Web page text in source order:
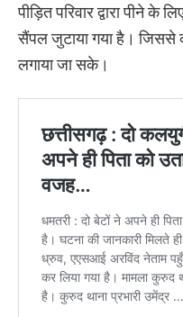
पीड़ित परिवार द्वारा पीने के
सैंपल जुटाया गया है। जिससे
लगाया जा सके।